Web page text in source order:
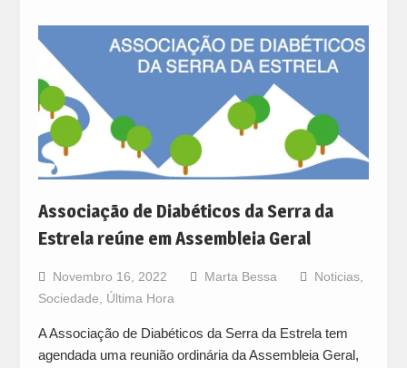
Associação de Diabéticos da Serra da
Estrela reúne em Assembleia Geral
Novembro 16, 2022 Marta Bessa Noticias,
Sociedade
Última Hora
A Associação de Diabéticos da Serra da Estrela tem
agendada uma reunião ordinária da Assembleia Geral,